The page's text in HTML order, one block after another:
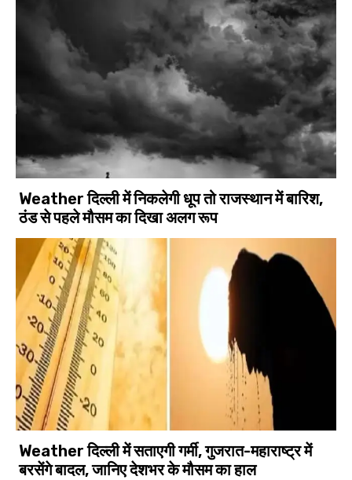
Weather दिल्ली में निकलेगी धूप तो राजस्थान में बारिश,
ठंड से पहले मौसम का दिखा अलग रूप
Weather दिल्ली में सताएगी गर्मी, गुजरात-महाराष्ट्र में
बरसेंगे बादल, जानिए देशभर के मौसम का हाल